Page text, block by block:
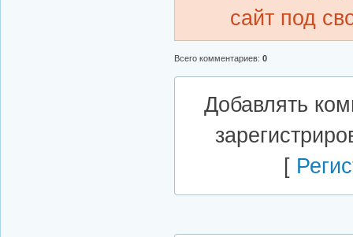
сайт под
Всего комментариев: 0
Добавлять
[